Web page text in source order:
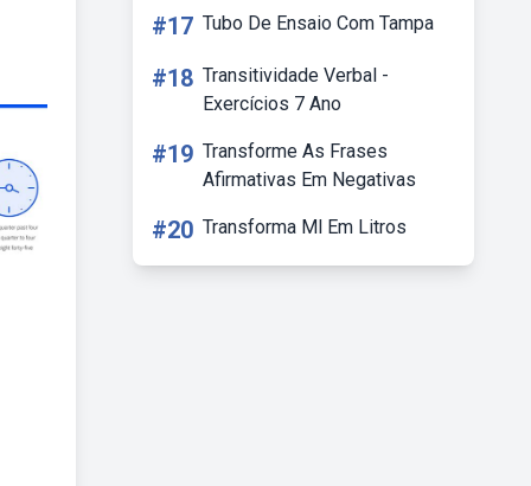
#17 Tubo De Ensaio Com Tampa
#18 Transitividade Verbal -
Exercícios 7 Ano
#19 Transforme As Frases
Afirmativas Em Negativas
#20 Transforma Ml Em Litros